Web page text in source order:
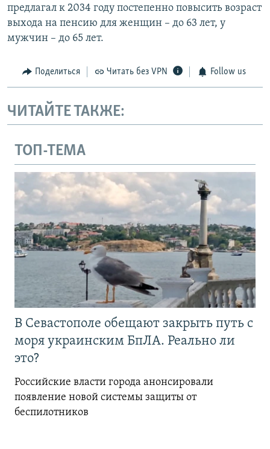
предлагал к 2034 году постепенно повысить возраст
выхода на пенсию для женщин – до 63 лет, у
мужчин – до 65 лет.
Поделиться Читать без VPN Follow us
ЧИТАЙТЕ ТАКЖЕ:
ТОП-ТЕМА
В Севастополе обещают закрыть путь с
моря украинским БпЛА. Реально ли
это?
Российские власти города анонсировали
появление новой системы защиты от
беспилотников